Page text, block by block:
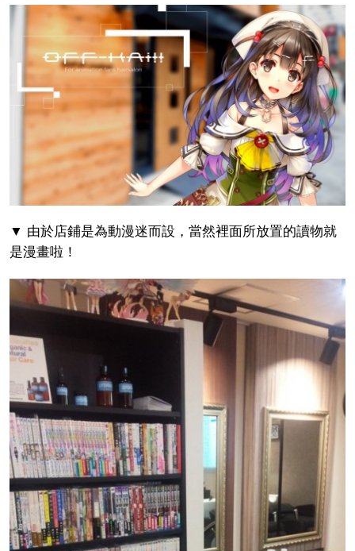
▼ 由於店鋪是為動漫迷而設，當然裡面所放置的讀物就
是漫畫啦！